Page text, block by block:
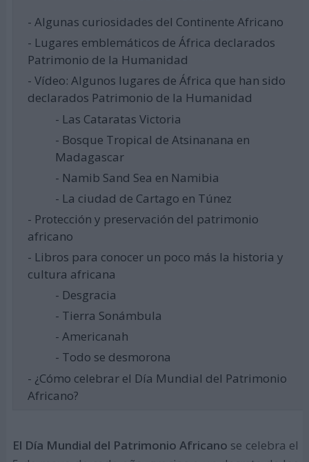
- Algunas curiosidades del Continente Africano
- Lugares emblemáticos de África declarados
Patrimonio de la Humanidad
- Vídeo: Algunos lugares de África que han sido
declarados Patrimonio de la Humanidad
- Las Cataratas Victoria
- Bosque Tropical de Atsinanana en
Madagascar
- Namib Sand Sea en Namibia
- La ciudad de Cartago en Túnez
- Protección y preservación del patrimonio
africano
- Libros para conocer un poco más la historia y
cultura africana
- Desgracia
- Tierra Sonámbula
- Americanah
- Todo se desmorona
- ¿Cómo celebrar el Día Mundial del Patrimonio
Africano?
El Día Mundial del Patrimonio Africano se celebra el